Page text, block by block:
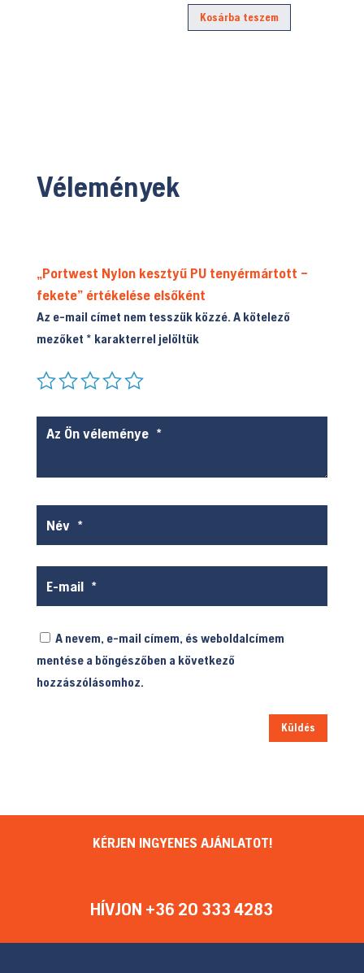
229.990 Ft.
is:
Kosárba teszem
Vélemények
„Portwest Nylon kesztyű PU tenyérmártott –
fekete” értékelése elsőként
Az e-mail címet nem tesszük közzé. A kötelező
mezőket * karakterrel jelöltük
A nevem, e-mail címem, és weboldalcímem
mentése a böngészőben a következő
hozzászólásomhoz.
Küldés
KÉRJEN INGYENES AJÁNLATOT!
HÍVJON +36 20 333 4283